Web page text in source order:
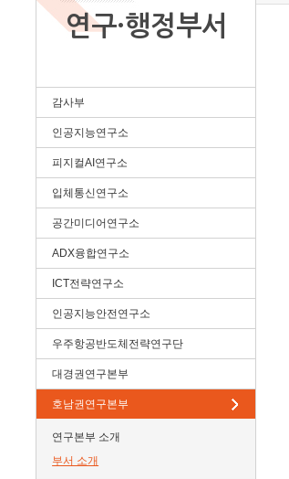
연구·행정부서
감사부
인공지능연구소
피지컬AI연구소
입체통신연구소
공간미디어연구소
ADX융합연구소
ICT전략연구소
인공지능안전연구소
우주항공반도체전략연구단
대경권연구본부
호남권연구본부
연구본부 소개
부서 소개